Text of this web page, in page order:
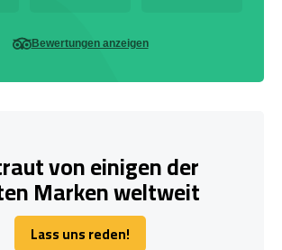
Bewertungen anzeigen
von einigen der
Marken weltweit
Lass uns reden!